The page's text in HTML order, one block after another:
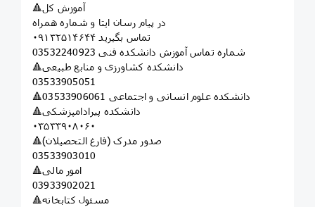
🔺️آموزش کل
در پیام رسان ایتا و شماره همراه
۰۹۱۳۲۵۱۴۶۴۴ تماس بگیرید
شماره تماس آموزش دانشکده فنی 03532240923
🔺️دانشکده کشاورزی و منابع طبیعی
03533905051
🔺️دانشکده علوم انسانی و اجتماعی 03533906061
🔺️دانشکده پیرادامپزشکی
۰۳۵۳۳۹۰۸۰۶۰
🔺️صدور مدرک (فارغ التحصیلان)
03533903010
🔺️امور مالی
03933902021
🔺️مسئول کتابخانه